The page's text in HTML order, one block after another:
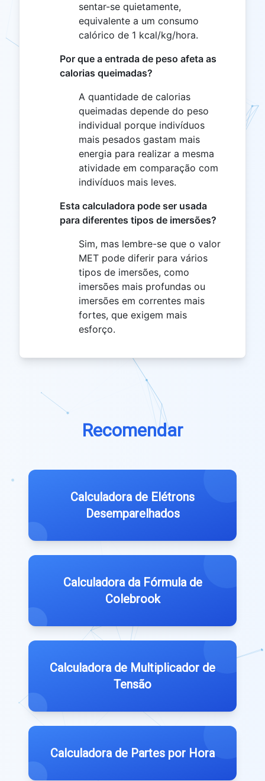
sentar-se quietamente,
equivalente a um consumo
calórico de 1 kcal/kg/hora.
Por que a entrada de peso afeta as
calorias queimadas?
A quantidade de calorias
queimadas depende do peso
individual porque indivíduos
mais pesados gastam mais
energia para realizar a mesma
atividade em comparação com
indivíduos mais leves.
Esta calculadora pode ser usada
para diferentes tipos de imersões?
Sim, mas lembre-se que o valor
MET pode diferir para vários
tipos de imersões, como
imersões mais profundas ou
imersões em correntes mais
fortes, que exigem mais
esforço.
Recomendar
Calculadora de Elétrons
Desemparelhados
Calculadora da Fórmula de
Colebrook
Calculadora de Multiplicador de
Tensão
Calculadora de Partes por Hora